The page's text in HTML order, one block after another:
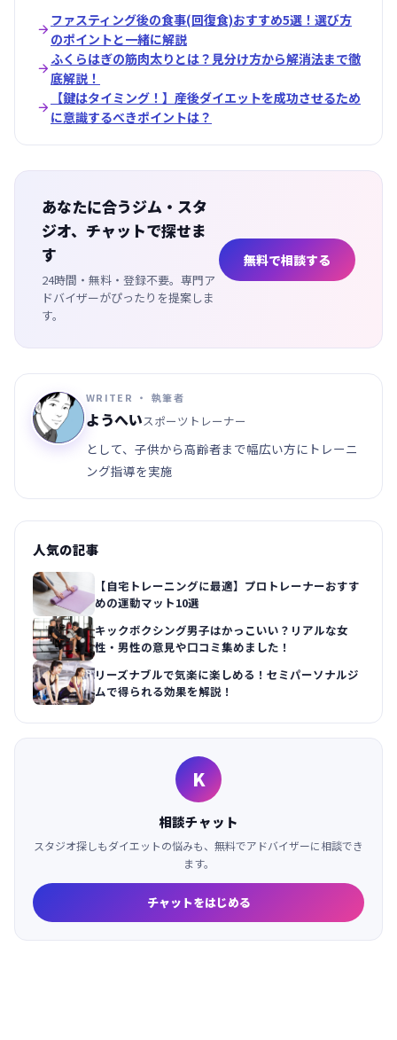

ファスティング後の食事(回復食)おすすめ5選！選び方
のポイントと一緒に解説

ふくらはぎの筋肉太りとは？見分け方から解消法まで徹
底解説！

【鍵はタイミング！】産後ダイエットを成功させるため
に意識するべきポイントは？
あなたに合うジム・スタ
ジオ、チャットで探せま
す
24時間・無料・登録不要。専門ア
ドバイザーがぴったりを提案しま
す。
無料で相談する
WRITER ・ 執筆者
ようへいスポーツトレーナー
として、子供から高齢者まで幅広い方にトレーニ
ング指導を実施
人気の記事
【自宅トレーニングに最適】プロトレーナーおすす
めの運動マット10選
キックボクシング男子はかっこいい？リアルな女
性・男性の意見や口コミ集めました！
リーズナブルで気楽に楽しめる！セミパーソナルジ
ムで得られる効果を解説！
K
相談チャット
スタジオ探しもダイエットの悩みも、無料でアドバイザーに相談でき
ます。
チャットをはじめる